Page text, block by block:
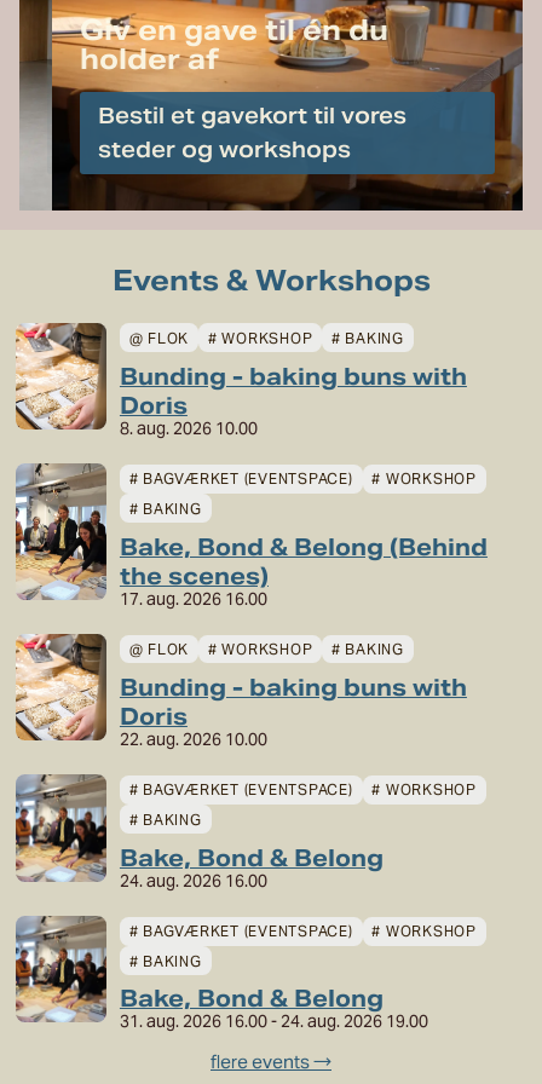
Læs
mere
og
book
bord
Giv en gave til én du
holder af
Bestil et gavekort til vores steder
og workshops
Events & Workshops
@ FLOK # WORKSHOP # BAKING
Bunding - baking buns with
Doris
8. aug. 2026 10.00
# BAGVÆRKET (EVENTSPACE)
# WORKSHOP
# BAKING
Bake, Bond & Belong (Behind
the scenes)
17. aug. 2026 16.00
@ FLOK # WORKSHOP # BAKING
Bunding - baking buns with
Doris
22. aug. 2026 10.00
# BAGVÆRKET (EVENTSPACE)
# WORKSHOP
# BAKING
Bake, Bond & Belong
24. aug. 2026 16.00
# BAGVÆRKET (EVENTSPACE)
# WORKSHOP
# BAKING
Bake, Bond & Belong
31. aug. 2026 16.00- 24. aug. 2026 19.00
flere events →